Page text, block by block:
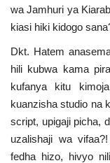
Raia wa ulimwengu
Nyaraka
Nafasi
Washiriki
wa Jamhuri ya
kiasi hiki kidogo
Dkt. Hatem
hili kubwa kama
kufanya kitu
kuanzisha studio na
script, upigaji picha,
uzalishaji wa
fedha hizo, hivyo